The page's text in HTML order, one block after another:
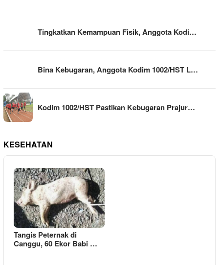
Tingkatkan Kemampuan Fisik, Anggota Kodi…
Bina Kebugaran, Anggota Kodim 1002/HST L…
Kodim 1002/HST Pastikan Kebugaran Prajur…
KESEHATAN
Tangis Peternak di
Canggu, 60 Ekor Babi …